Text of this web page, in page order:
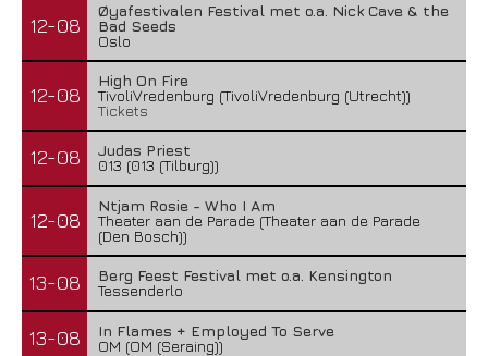
12-08
Øyafestivalen Festival met o.a. Nick Cave & the
Bad Seeds
Oslo
12-08
High On Fire
TivoliVredenburg (TivoliVredenburg (Utrecht))
Tickets
12-08
Judas Priest
013 (013 (Tilburg))
12-08
Ntjam Rosie - Who I Am
Theater aan de Parade (Theater aan de Parade
(Den Bosch))
13-08
Berg Feest Festival met o.a. Kensington
Tessenderlo
13-08
In Flames + Employed To Serve
OM (OM (Seraing))